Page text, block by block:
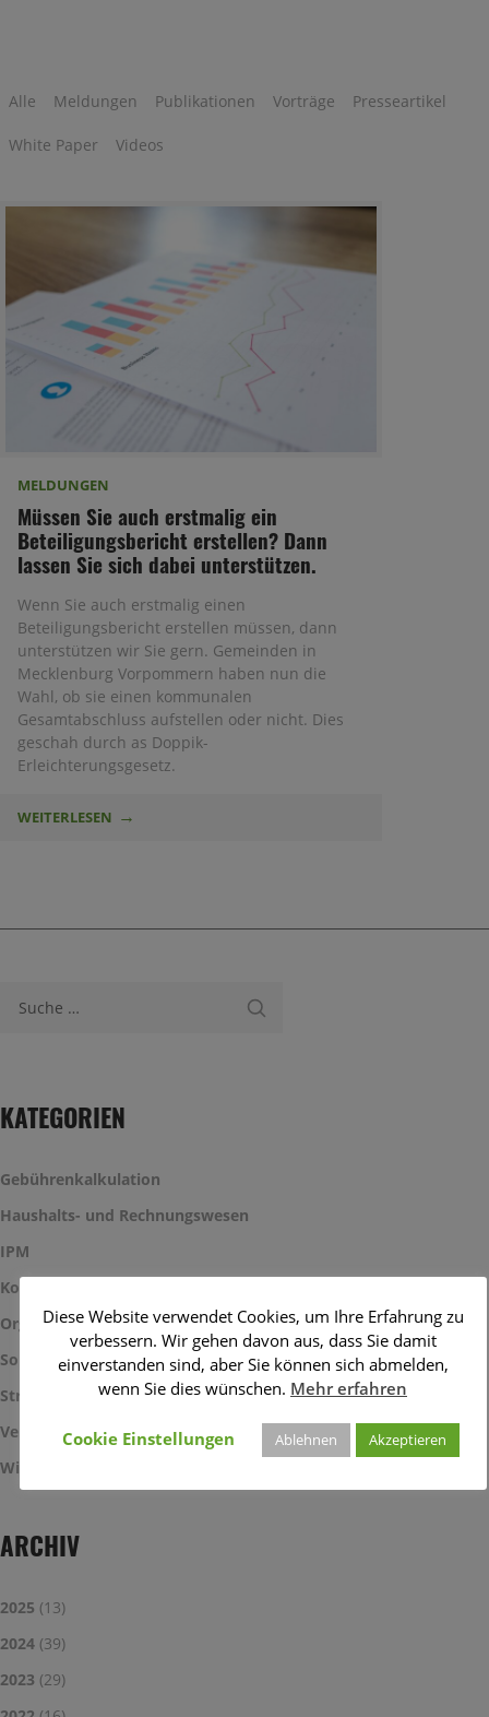
Alle Meldungen Publikationen Vorträge Presseartikel
White Paper Videos
MELDUNGEN
Müssen Sie auch erstmalig ein
Beteiligungsbericht erstellen? Dann
lassen Sie sich dabei unterstützen.
Wenn Sie auch erstmalig einen
Beteiligungsbericht erstellen müssen, dann
unterstützen wir Sie gern. Gemeinden in
Mecklenburg Vorpommern haben nun die
Wahl, ob sie einen kommunalen
Gesamtabschluss aufstellen oder nicht. Dies
geschah durch as Doppik-
Erleichterungsgesetz.
WEITERLESEN
KATEGORIEN
Gebührenkalkulation
Haushalts- und Rechnungswesen
IPM
Kosten- und Leistungsrechnung
Organisation und Management
Sonstiges
Strategie und Haushaltssicherung
Veranstaltungen
Wirtschaftlichkeitsbetrachtungen
ARCHIV
2025 (13)
2024 (39)
2023 (29)
Diese Website verwendet Cookies, um Ihre Erfahrung zu
verbessern. Wir gehen davon aus, dass Sie damit
einverstanden sind, aber Sie können sich abmelden,
wenn Sie dies wünschen. Mehr erfahren
Cookie Einstellungen Ablehnen Akzeptieren